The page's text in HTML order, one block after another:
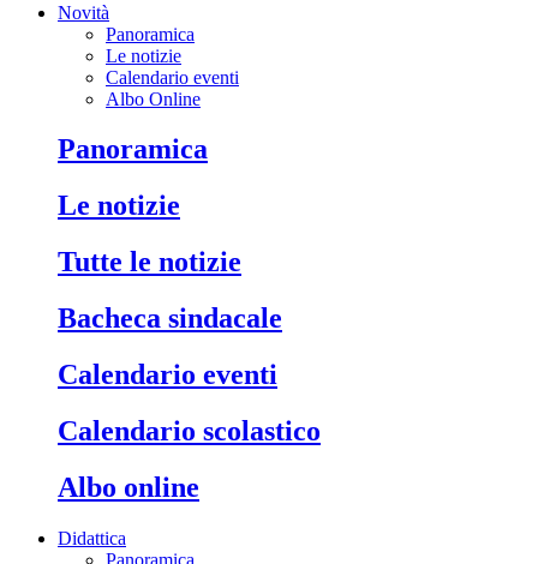
Novità
Panoramica
Le notizie
Calendario eventi
Albo Online
panoramica
le notizie
tutte le notizie
bacheca sindacale
calendario eventi
calendario scolastico
albo online
Didattica
Panoramica